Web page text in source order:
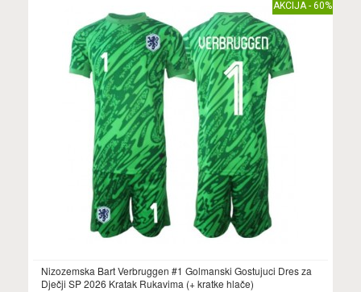
AKCIJA - 60%
Nizozemska Bart Verbruggen #1 Golmanski Gostujuci Dres za
Dječji SP 2026 Kratak Rukavima (+ kratke hlače)